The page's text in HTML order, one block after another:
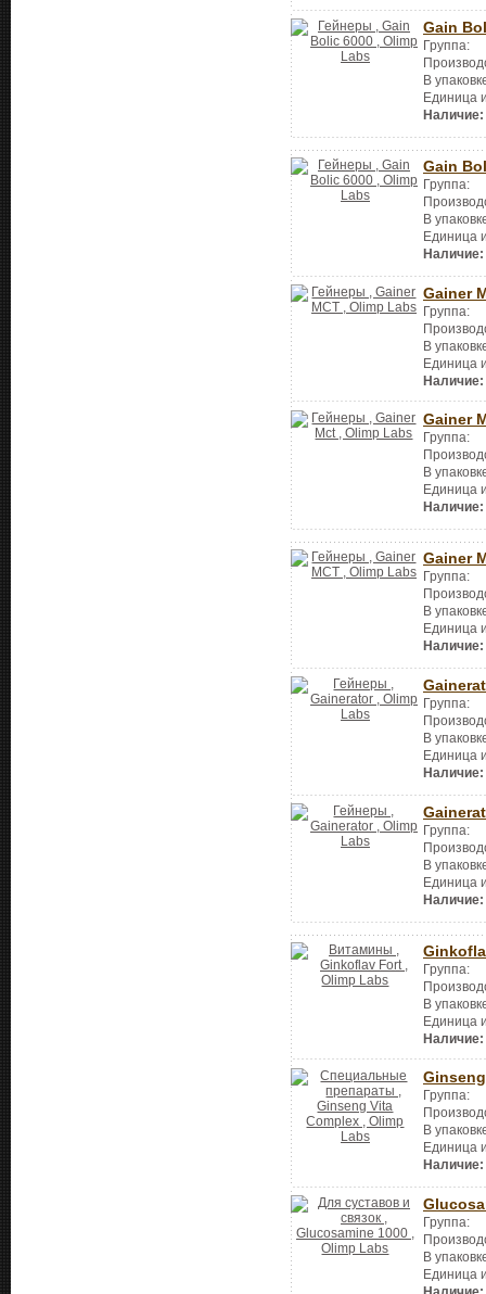
Gain
Группа:
В
Единица
Наличие:
Gain
Группа:
В
Единица
Наличие:
Gainer
Группа:
В
Единица
Наличие:
Gainer
Группа:
В
Единица
Наличие:
Gainer
Группа:
В
Единица
Наличие:
Группа:
В
Единица
Наличие:
Группа:
В
Единица
Наличие:
Группа:
В
Единица
Наличие:
Группа:
В
Единица
Наличие:
Группа:
В
Единица